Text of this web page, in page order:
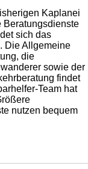
Kaplanei
Beratungsdienste
sich das
Die Allgemeine
die
sowie der
findet
Team hat
nutzen bequem